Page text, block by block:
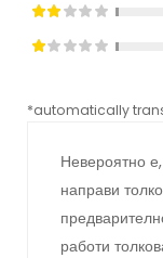
*automatically
Невероятно
направи
работи